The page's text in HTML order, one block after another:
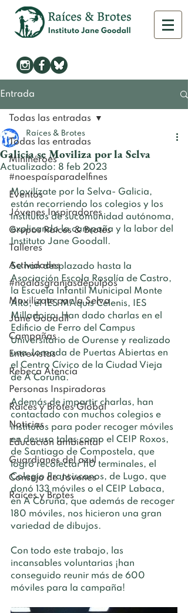
Entrada
Todas las entradas
Minihéroes
#noespaísparadelfines
Eventos
Jóvenes Inspiradores
Grupos Raíces & Brotes
Talleres
Actividades
#noalasgranjasdepulpos
Movilízate por la Selva
Jane Goodall
Campañas
Entrevistas
Rebeca Atencia
Personas Inspiradoras
Raíces y Brotes Global
Noticias
Educación ambiental
Guardianes del azul
Consejo de Jóvenes
Raíces y Brotes
Todas las entradas
Galicia se Moviliza por la Selva
Raíces & Brotes
Actualizado: 8 feb 2023
Movilízate por la Selva- Galicia,
están recorriendo los colegios y los
institutos de sucomunidad autónoma,
explicando la campaña y la labor del
Instituto Jane Goodall.
Se han desplazado hasta la
Asociación Escola Rosalía de Castro,
la Escuela Infantil Municipal Monte
Alto, el IES MAquis Celenis, IES
Milladoiro. Han dado charlas en el
Edificio de Ferro del Campus
Universitario de Ourense y realizado
una Jornada de Puertas Abiertas en
el Centro Cívico de la Ciudad Vieja
de A Coruña.
Además de impartir charlas, han
contactado con muchos colegios e
institutos para poder recoger móviles
en desuso tales como el CEIP Roxos,
de Santiago de Compostela, que
logró recolectar 110 terminales, el
Colegio Franciscanos, de Lugo, que
donó 133 móviles o el CEIP Labaca,
en A Coruña, que además de recoger
180 móviles, nos hicieron una gran
variedad de dibujos.
Con todo este trabajo, las
incansables voluntarias ¡han
conseguido reunir más de 600
móviles para la campaña!